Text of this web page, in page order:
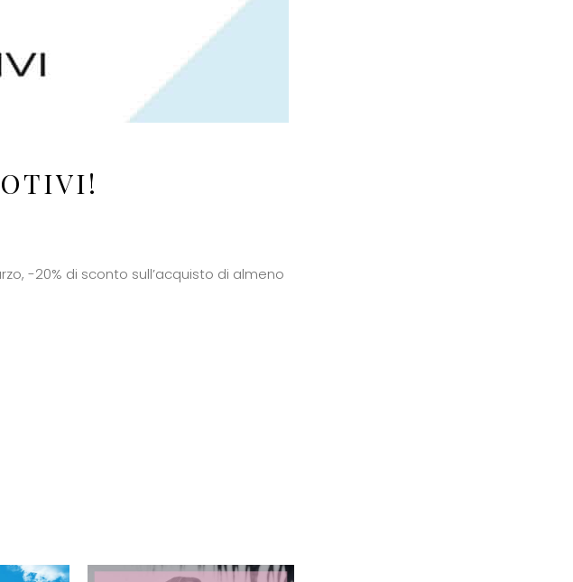
-20% di sconto sull’acquisto di almeno